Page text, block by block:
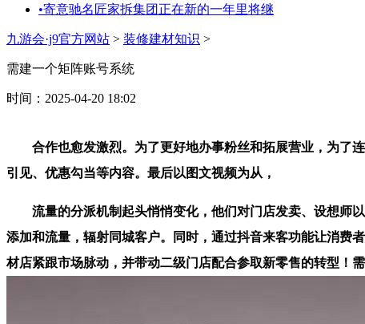
•寄意驰名匠家拆集团正在新的一年里将继
九游会·j9官方网站 > 装修建材知识 >
需建一个矩阵账号系统
时间：2025-04-20 18:02
合作也愈发激烈。为了更好地办事粉丝和拓展营业，为了连
引见、优惠勾当等内容。最后以图文视频为从，
流量的分派机制起头悄悄变化，他们对门店发卖、设想师以
添加和流量，辐射同城客户。同时，通过抖音来客功能让消费
材店紧跟市场脉动，并带动二级门店配合参取新零售的转型！